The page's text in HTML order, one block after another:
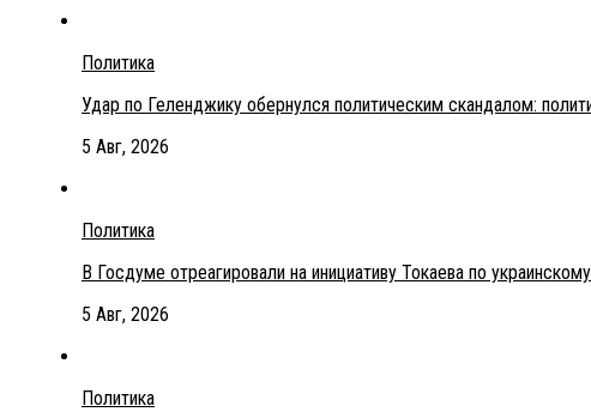
Политика
Удар по Геленджику обернулся политическим скандалом:
5 Авг, 2026
Политика
В Госдуме отреагировали на инициативу Токаева по
5 Авг, 2026
Политика